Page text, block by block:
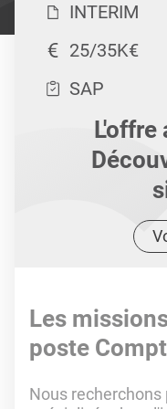
INTERIM
25/35K€
SAP
L'offre
Les
poste
Nous